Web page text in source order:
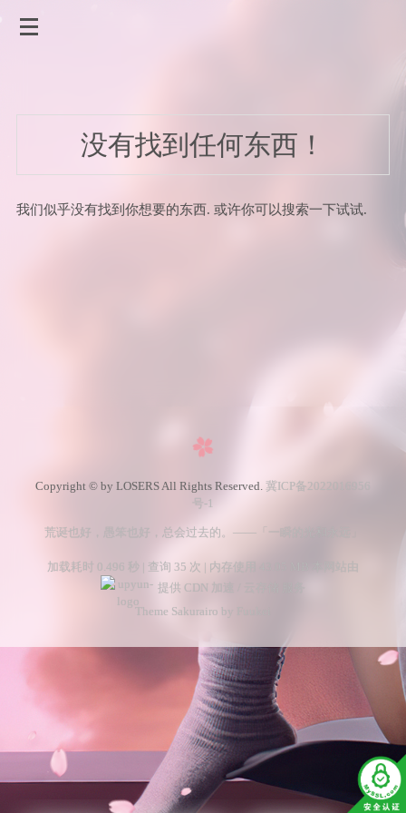
没有找到任何东西！
我们似乎没有找到你想要的东西. 或许你可以搜索一下试试.
Copyright © by LOSERS All Rights Reserved. 冀ICP备2022016956
号-1
荒诞也好，愚笨也好，总会过去的。——「一瞬的光和永远」
加载耗时 0.496 秒 | 查询 35 次 | 内存使用 43.05 MB 本网站由
提供 CDN 加速 / 云存储 服务
Theme Sakurairo by Fuukei